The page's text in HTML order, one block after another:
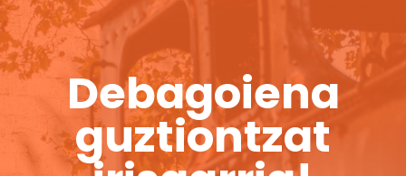
Debagoiena
guztiontzat